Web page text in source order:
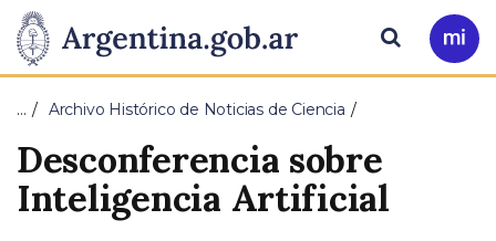
Presidencia
de
la
Nación
Pasar al contenido principal
Ir
a
Buscar
… Archivo Histórico de Noticias de Ciencia
Desconferencia sobre
Inteligencia Artificial